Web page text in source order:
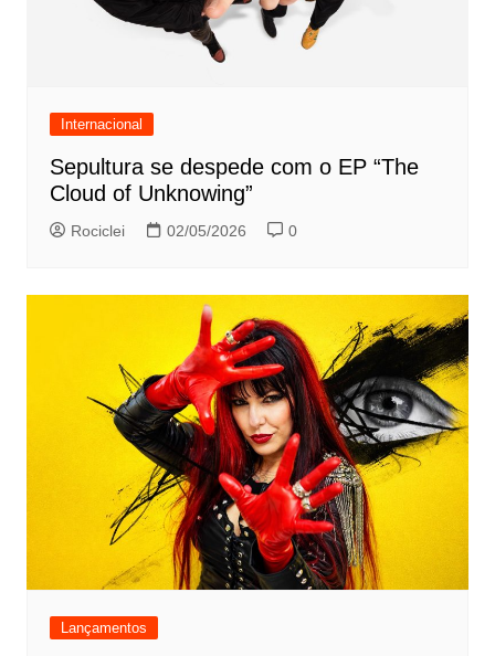
Internacional
Sepultura se despede com o EP “The
Cloud of Unknowing”
Rociclei 02/05/2026 0
Lançamentos